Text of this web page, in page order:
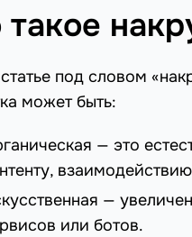
такое
под словом
может быть:
— это
—
или ботов.